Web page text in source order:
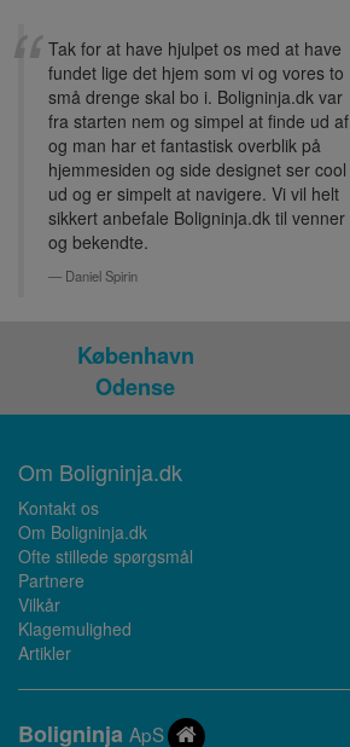
Tak for at have hjulpet os med at have
fundet lige det hjem som vi og vores to
små drenge skal bo i. Boligninja.dk var
fra starten nem og simpel at finde ud af
og man har et fantastisk overblik på
hjemmesiden og side designet ser cool
ud og er simpelt at navigere. Vi vil helt
sikkert anbefale Boligninja.dk til venner
og bekendte.
Daniel Spirin
København
Odense
Om Boligninja.dk
Kontakt os
Om Boligninja.dk
Ofte stillede spørgsmål
Partnere
Vilkår
Klagemulighed
Artikler
Boligninja ApS